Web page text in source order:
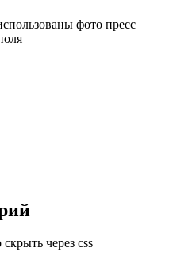
фото пресс
через css